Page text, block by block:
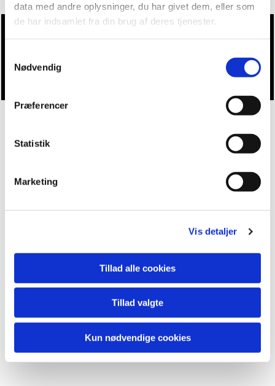
data med andre oplysninger, du har givet dem, eller som
de har indsamlet fra din brug af deres tjenester.
Nødvendig
Præferencer
Statistik
Marketing
Vis detaljer
Tillad alle cookies
Tillad valgte
Kun nødvendige cookies
Du vil måske også kunne lide...